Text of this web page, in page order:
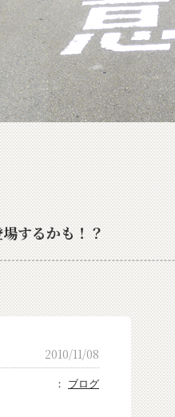
するかも！？
2010/11/08
： ブログ